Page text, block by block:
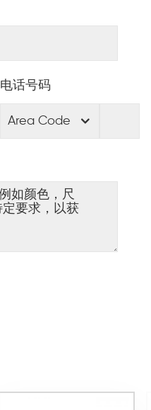
电话号码
Area Code